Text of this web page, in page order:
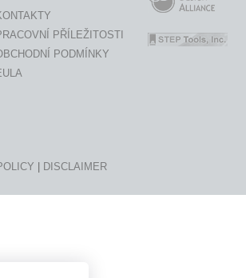
PŘÍLEŽITOSTI
PODMÍNKY
DISCLAIMER